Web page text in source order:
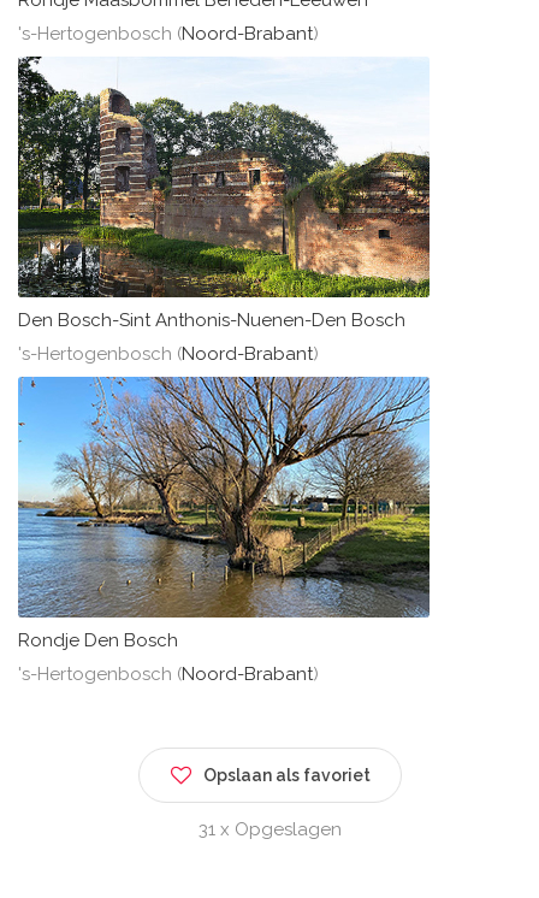
's-Hertogenbosch (Noord-Brabant)
Den Bosch-Sint Anthonis-Nuenen-Den Bosch
's-Hertogenbosch (Noord-Brabant)
Rondje Den Bosch
's-Hertogenbosch (Noord-Brabant)
Opslaan als favoriet
31 x Opgeslagen